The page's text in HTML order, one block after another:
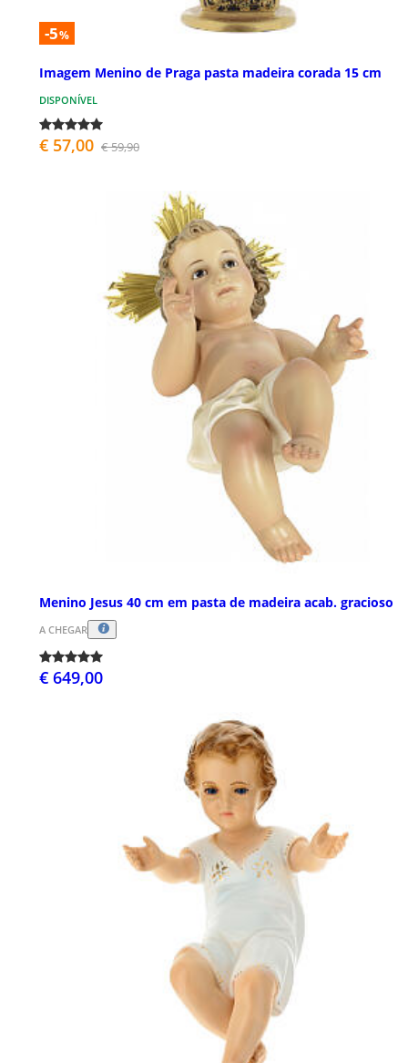
-5%
Imagem Menino de Praga pasta madeira corada 15 cm
DISPONÍVEL
€ 57,00 € 59,90
Menino Jesus 40 cm em pasta de madeira acab. gracioso
A CHEGAR
€ 649,00